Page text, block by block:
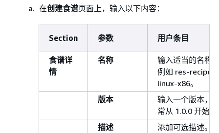
在创建食谱页面上，输入以下内容：
Section 参数 用户条目
食谱详
情
名称
输入适当的名称
例如 res-recipe-
linux-x86。
版本
输入一个版本，
常从 1.0.0 开始。
描述
添加可选描述。